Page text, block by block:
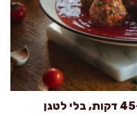
קציצות ברוטב עגבניות מפנק ב-45 דקות, בלי לטגן